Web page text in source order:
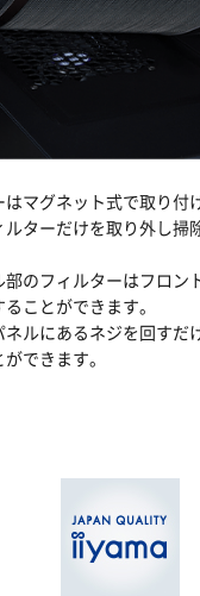
はマグネット式で取り付
ターだけを取り外し掃
部のフィルターはフロン
ことができます。
ネルにあるネジを回すだ
できます。